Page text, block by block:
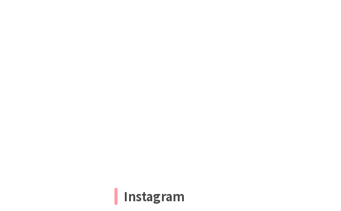
Instagram